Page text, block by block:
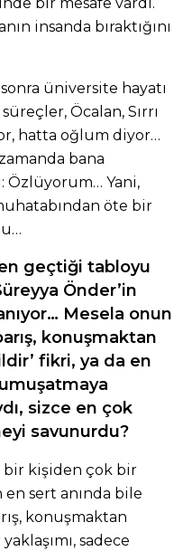
insanda bıraktığını
üniversite hayatı
Öcalan, Sırrı
hatta oğlum diyor…
bana
Özlüyorum… Yani,
öte bir
geçtiği tabloyu
Önder’in
Mesela onun
konuşmaktan
fikri, ya da en
sizce en çok
savunurdu?
bir kişiden çok bir
en sert anında bile
konuşmaktan
sadece